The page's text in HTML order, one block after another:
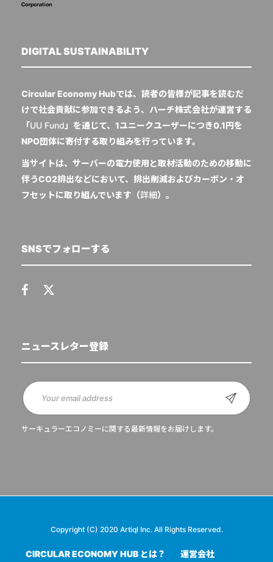
DIGITAL SUSTAINABILITY
Circular Economy Hubでは、読者の皆様が記事を読むだ
けで社会貢献に参加できるよう、ハーチ株式会社が運営する
「UU Fund 」を通じて、1ユニークユーザーにつき0.1円を
NPO団体に寄付する取り組みを行っています。
当サイトは、サーバーの電力使用と取材活動のための移動に
伴うCO2排出などにおいて、排出削減およびカーボン・オ
フセットに取り組んでいます（詳細）。
SNSでフォローする
ニュースレター登録
サーキュラーエコノミーに関する最新情報をお届けします。
Copyright (C) 2020 Artiql Inc. All Rights Reserved.
CIRCULAR ECONOMY HUB とは？ 運営会社